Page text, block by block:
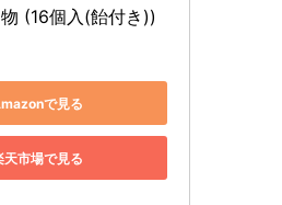
(16個入(飴付き))
で見る
天市場で見る